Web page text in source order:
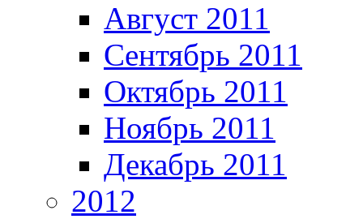
Август 2011
Сентябрь 2011
Октябрь 2011
Ноябрь 2011
Декабрь 2011
2012